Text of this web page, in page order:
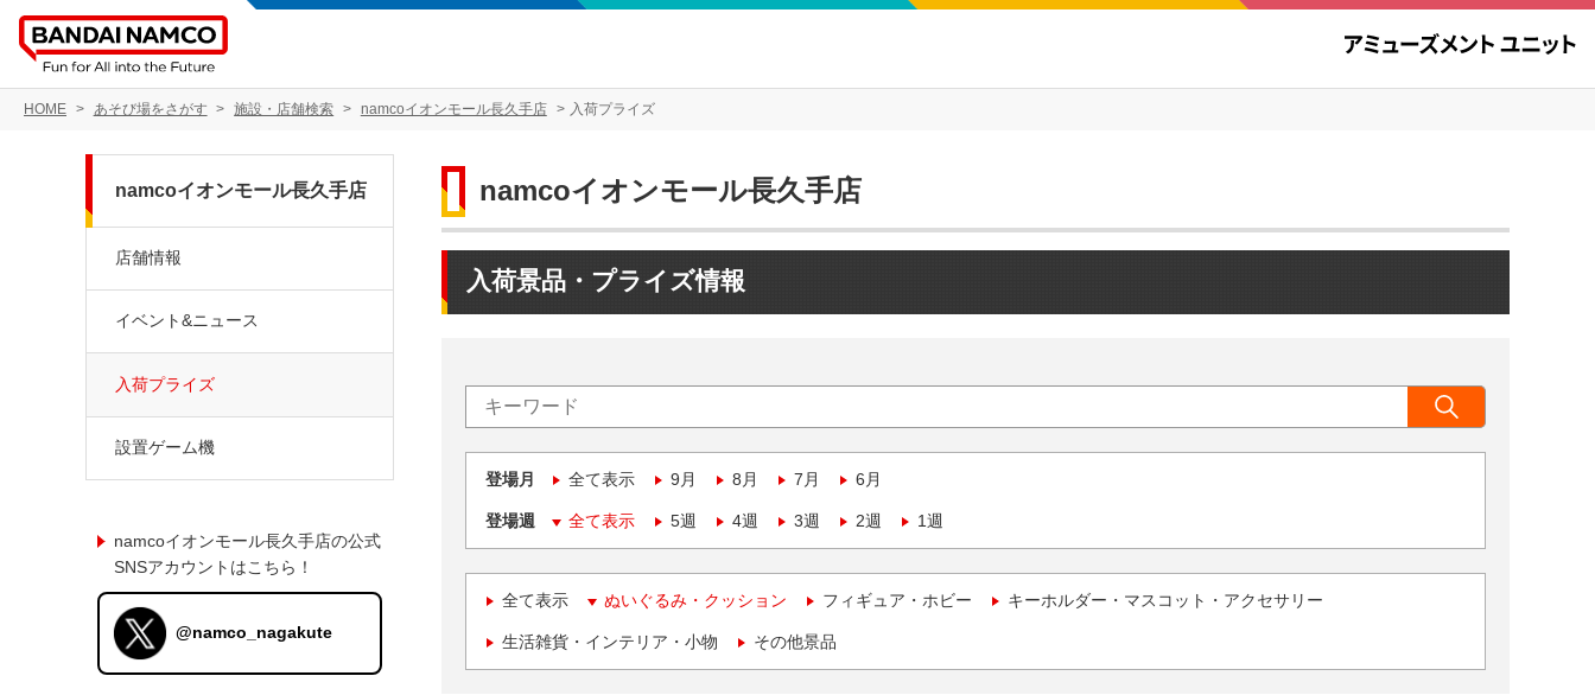
HOME あそび場をさがす 施設・店舗検索 namcoイオンモール長久手店 入荷プライズ
namcoイオンモール長久手店
入荷景品・プライズ情報
登場月 全て表示 9月 8月 7月 6月
登場週 全て表示 5週 4週 3週 2週 1週
全て表示 ぬいぐるみ・クッション フィギュア・ホビー キーホルダー・マスコット・アクセサリー
生活雑貨・インテリア・小物 その他景品
namcoイオンモール長久手店
店舗情報
イベント&ニュース
入荷プライズ
設置ゲーム機
namcoイオンモール長久手店の公式
SNSアカウントはこちら！
@namco_nagakute